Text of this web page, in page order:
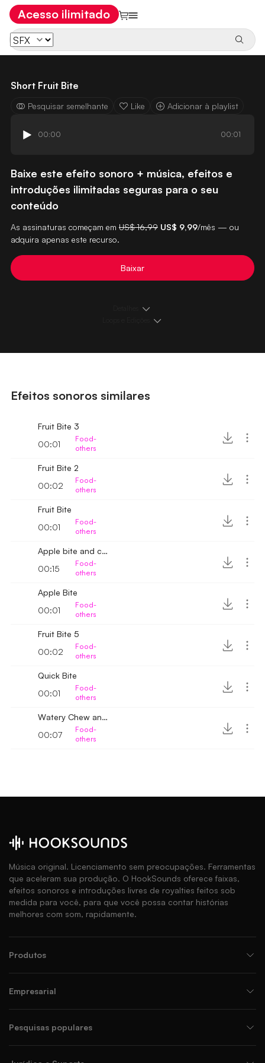
Acesso ilimitado
Short Fruit Bite
Pesquisar semelhante Like Adicionar à playlist
00:00 00:01
Baixe este efeito sonoro + música, efeitos e
introduções ilimitadas seguras para o seu
conteúdo
As assinaturas começam em US$ 16,99 US$ 9,99/mês — ou
adquira apenas este recurso.
Baixar
Efeitos sonoros similares
Fruit Bite 3
00:01
Food-
others
Fruit Bite 2
00:02
Food-
others
Fruit Bite
00:01
Food-
others
Apple bite and chew
00:15
Food-
others
Apple Bite
00:01
Food-
others
Fruit Bite 5
00:02
Food-
others
Quick Bite
00:01
Food-
others
Watery Chew and Gulp
00:07
Food-
others
Música original. Licenciamento sem preocupações. Ferramentas
que aceleram sua produção. O HookSounds oferece faixas,
efeitos sonoros e introduções livres de royalties feitos sob
medida para você, para que você possa contar histórias
melhores com som, rapidamente.
Produtos
Empresarial
Pesquisas populares